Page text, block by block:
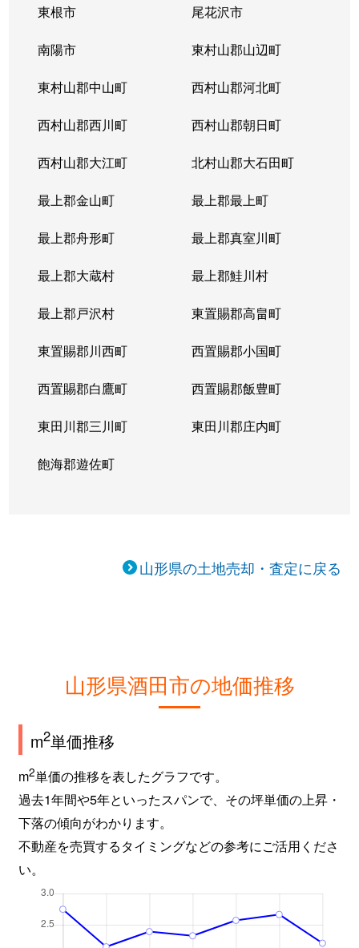
東根市 尾花沢市
南陽市 東村山郡山辺町
東村山郡中山町 西村山郡河北町
西村山郡西川町 西村山郡朝日町
西村山郡大江町 北村山郡大石田町
最上郡金山町 最上郡最上町
最上郡舟形町 最上郡真室川町
最上郡大蔵村 最上郡鮭川村
最上郡戸沢村 東置賜郡高畠町
東置賜郡川西町 西置賜郡小国町
西置賜郡白鷹町 西置賜郡飯豊町
東田川郡三川町 東田川郡庄内町
飽海郡遊佐町
山形県の土地売却・査定に戻る
山形県酒田市の地価推移
m2単価推移
m2単価の推移を表したグラフです。
過去1年間や5年といったスパンで、その坪単価の上昇・
下落の傾向がわかります。
不動産を売買するタイミングなどの参考にご活用くださ
い。